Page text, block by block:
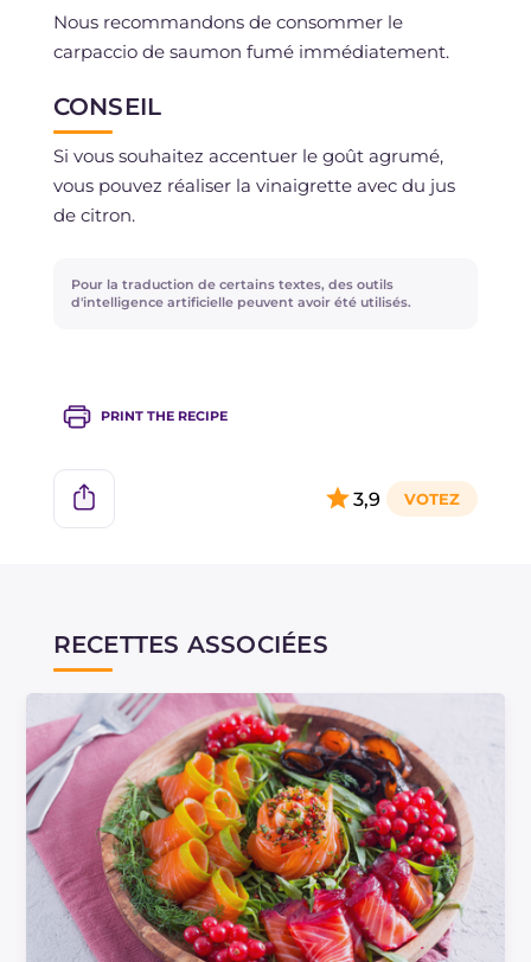
Nous recommandons de consommer le
carpaccio de saumon fumé immédiatement.
CONSEIL
Si vous souhaitez accentuer le goût agrumé,
vous pouvez réaliser la vinaigrette avec du jus
de citron.
Pour la traduction de certains textes, des outils
d'intelligence artificielle peuvent avoir été utilisés.
PRINT THE RECIPE
3,9
RECETTES ASSOCIÉES